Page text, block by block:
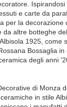
Ispirandosi
e carte da
per la decorazione
da altre botteghe
1925, come
Bossaglia
degli anni
di Monza
in stile